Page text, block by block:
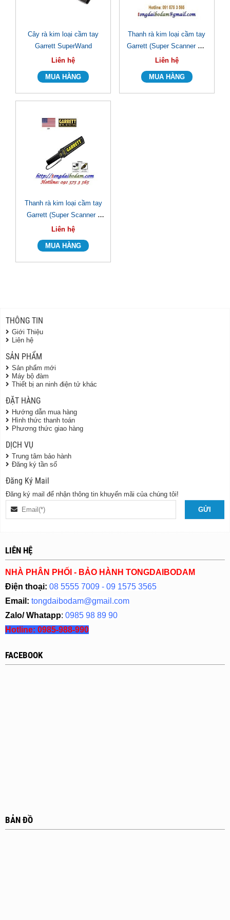
Cây rà kim loại cầm tay
Garrett SuperWand
Liên hệ
Thanh rà kim loại cầm tay
Garrett (Super Scanner V -
Model: 1165190)
Liên hệ
Thanh rà kim loại cầm tay
Garrett (Super Scanner -
Model: 1165180)
Liên hệ
THÔNG TIN
Giới Thiệu
Liên hệ
SẢN PHẨM
Sản phẩm mới
Máy bộ đàm
Thiết bị an ninh điện tử khác
ĐẶT HÀNG
Hướng dẫn mua hàng
Hình thức thanh toán
Phương thức giao hàng
DỊCH VỤ
Trung tâm bảo hành
Đăng ký tần số
Đăng Ký Mail
Đăng ký mail để nhận thông tin khuyến mãi của chúng tôi!
LIÊN HỆ
NHÀ PHÂN PHỐI - BẢO HÀNH TONGDAIBODAM
Điện thoại: 08 5555 7009 - 09 1575 3565
Email: tongdaibodam@gmail.com
Zalo/ Whatapp: 0985 98 89 90
Hotline: 0985-988-990
FACEBOOK
BẢN ĐỒ